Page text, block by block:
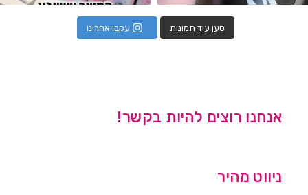
טען עוד תמונות עקבו אחרינו
אנחנו רוצים להיות בקשר!
ניווט מהיר